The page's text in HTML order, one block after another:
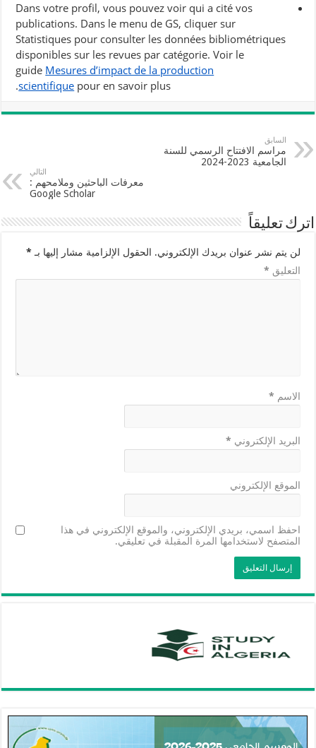
Dans votre profil, vous pouvez voir qui a cité vos
publications. Dans le menu de GS, cliquer sur
Statistiques pour consulter les données bibliométriques
disponibles sur les revues par catégorie. Voir le
guide Mesures d’impact de la production
scientifique pour en savoir plus.
السابق
مراسم الافتتاح الرسمي للسنة
الجامعية 2023-2024
التالي
معرفات الباحثين وملامحهم :
Google Scholar
اترك تعليقاً
لن يتم نشر عنوان بريدك الإلكتروني. الحقول الإلزامية مشار إليها بـ *
التعليق *
الاسم *
البريد الإلكتروني *
الموقع الإلكتروني
احفظ اسمي، بريدي الإلكتروني، والموقع الإلكتروني في هذا
المتصفح لاستخدامها المرة المقبلة في تعليقي.